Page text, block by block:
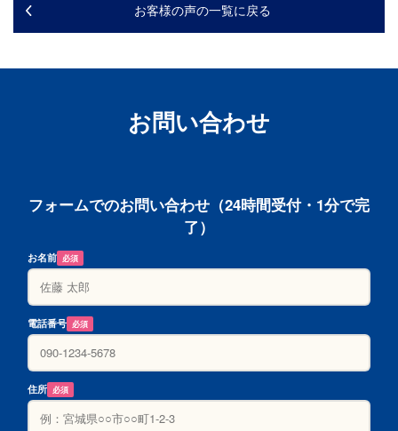
お客様の声の一覧に戻る
お問い合わせ
フォームでのお問い合わせ（24時間受付・1分で完
了）
お名前 必須
電話番号 必須
住所 必須